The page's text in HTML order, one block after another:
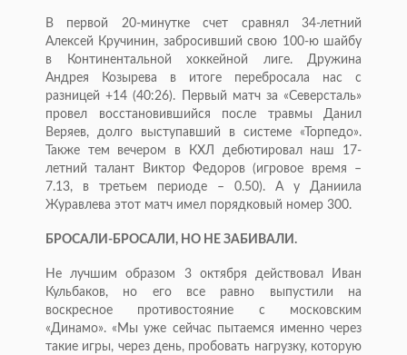
В первой 20-минутке счет сравнял 34-летний
Алексей Кручинин, забросивший свою 100-ю шайбу
в Континентальной хоккейной лиге. Дружина
Андрея Козырева в итоге перебросала нас с
разницей +14 (40:26). Первый матч за «Северсталь»
провел восстановившийся после травмы Данил
Веряев, долго выступавший в системе «Торпедо».
Также тем вечером в КХЛ дебютировал наш 17-
летний талант Виктор Федоров (игровое время –
7.13, в третьем периоде – 0.50). А у Даниила
Журавлева этот матч имел порядковый номер 300.
БРОСАЛИ-БРОСАЛИ, НО НЕ ЗАБИВАЛИ.
Не лучшим образом 3 октября действовал Иван
Кульбаков, но его все равно выпустили на
воскресное противостояние с московским
«Динамо». «Мы уже сейчас пытаемся именно через
такие игры, через день, пробовать нагрузку, которую